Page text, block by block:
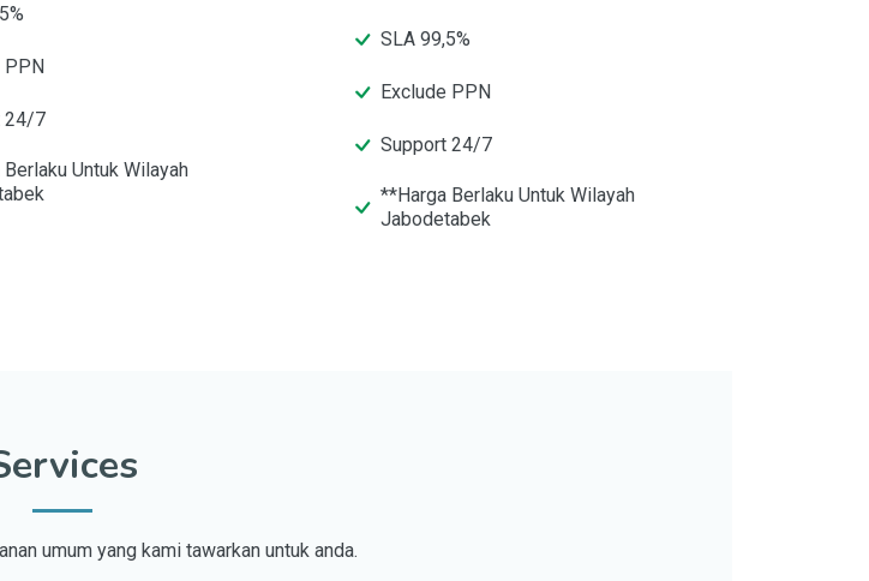
PPN
24/7
Untuk Wilayah
SLA 99,5%
Exclude PPN
Support 24/7
**Harga Berlaku Untuk Wilayah
Jabodetabek
umum yang kami tawarkan untuk anda.